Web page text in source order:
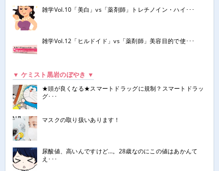
雑学Vol.10「美白」vs「薬剤師」トレチノイン・ハイ･･･
雑学Vol.12「ヒルドイド」vs「薬剤師」美容目的で使･･･
▼ ケミスト黒岩のぼやき ▼
★頭が良くなる★スマートドラッグに規制？スマートドラッ
グ･･･
マスクの取り扱いあります！
尿酸値、高いんですけど…。28歳なのにこの値はあかんて
え･･･